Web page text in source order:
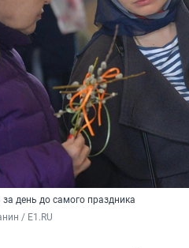
день до самого праздника
/ E1.RU